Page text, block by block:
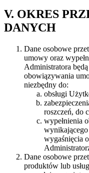
V. OKRES
DANYCH
Dane osobowe
umowy oraz
Administratora
obowiązywania
niezbędny do:
obsługi
roszczeń, do
wypełnienia
wygaśnięcia
Dane osobowe
produktów lub